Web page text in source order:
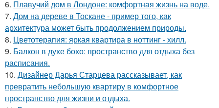
6. Плавучий дом в Лондоне: комфортная жизнь на воде.
7. Дом на дереве в Тоскане - пример того, как
архитектура может быть продолжением природы.
8. Цветотерапия: яркая квартира в ноттинг - хилл.
9. Балкон в духе бохо: пространство для отдыха без
расписания.
10. Дизайнер Дарья Старцева рассказывает, как
превратить небольшую квартиру в комфортное
пространство для жизни и отдыха.